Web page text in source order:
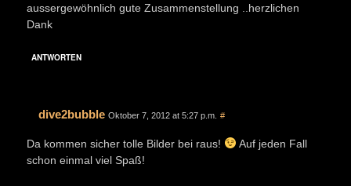
aussergewöhnlich gute Zusammenstellung ..herzlichen
Dank
ANTWORTEN
dive2bubble Oktober 7, 2012 at 5:27 p.m. #
Da kommen sicher tolle Bilder bei raus!
Auf jeden Fall
schon einmal viel Spaß!